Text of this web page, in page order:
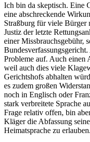
Ich bin da skeptisch. Eine
eine abschreckende
Straßburg für viele Bürger
Justiz der letzte
einer Missbrauchsgebühr,
Probleme auf. Auch einen
weil auch dies viele
Gerichtshofs abhalten
es zudem großen
noch in Englisch oder
stark verbreitete Sprache
Frage relativ offen, bin
Kläger die Abfassung
Heimatsprache zu erlauben.